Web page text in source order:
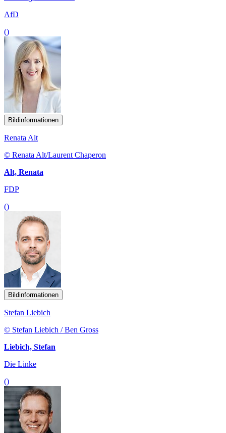
AfD
()
Bildinformationen
Renata Alt
© Renata Alt/Laurent Chaperon
Alt, Renata
FDP
()
Bildinformationen
Stefan Liebich
© Stefan Liebich / Ben Gross
Liebich, Stefan
Die Linke
()